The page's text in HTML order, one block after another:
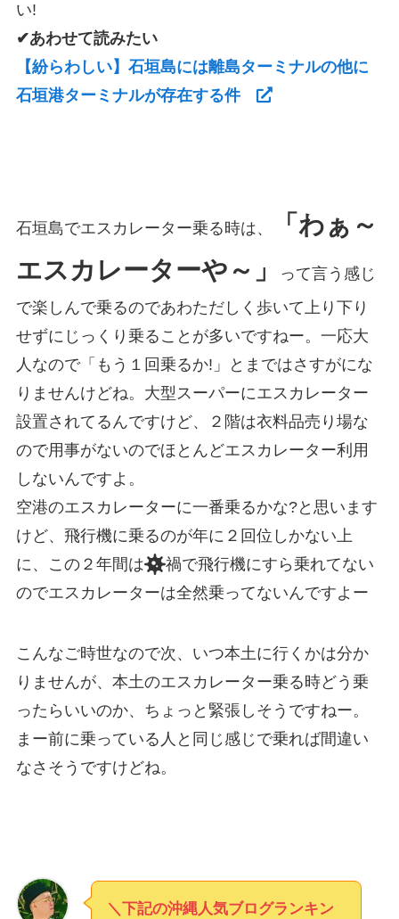
い!
✔あわせて読みたい
【紛らわしい】石垣島には離島ターミナルの他に
石垣港ターミナルが存在する件
石垣島でエスカレーター乗る時は、
「わぁ～
エスカレーターや～」
って言う感じ
で楽しんで乗るのであわただしく歩いて上り下り
せずにじっくり乗ることが多いですねー。一応大
人なので「もう１回乗るか!」とまではさすがにな
りませんけどね。大型スーパーにエスカレーター
設置されてるんですけど、２階は衣料品売り場な
ので用事がないのでほとんどエスカレーター利用
しないんですよ。
空港のエスカレーターに一番乗るかな?と思います
けど、飛行機に乗るのが年に２回位しかない上
に、この２年間は
禍で飛行機にすら乗れてない
のでエスカレーターは全然乗ってないんですよー
こんなご時世なので次、いつ本土に行くかは分か
りませんが、本土のエスカレーター乗る時どう乗
ったらいいのか、ちょっと緊張しそうですねー。
まー前に乗っている人と同じ感じで乗れば間違い
なさそうですけどね。
＼下記の沖縄人気ブログランキン